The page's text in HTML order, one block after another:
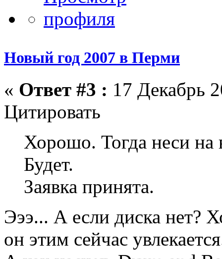
Новый год 2007 в Перми
« Ответ #3 : 17 Декабрь
Цитировать
Хорошо. Тогда неси на
Будет.
Заявка принята.
Эээ... А если диска нет?
он этим сейчас